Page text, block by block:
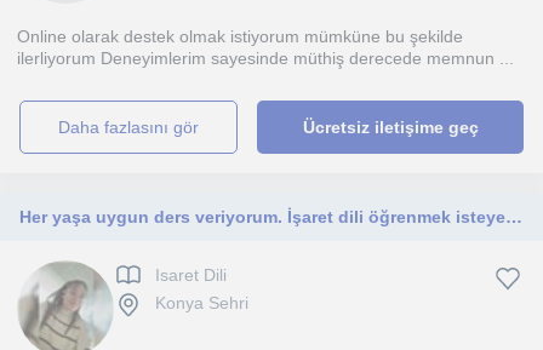
Online olarak destek olmak istiyorum mümküne bu şekilde
ilerliyorum Deneyimlerim sayesinde müthiş derecede memnun ...
daha fazlasını gör Ücretsiz iletişime geç
Her yaşa uygun ders veriyorum. İşaret dili öğrenmek isteyenleri bekliyorum
Isaret Dili
Konya Sehri